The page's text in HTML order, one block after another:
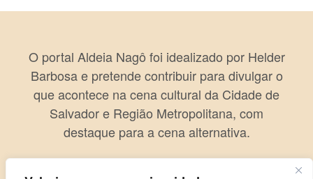
O portal Aldeia Nagô foi idealizado por Helder
Barbosa e pretende contribuir para divulgar o
que acontece na cena cultural da Cidade de
Salvador e Região Metropolitana, com
destaque para a cena alternativa.